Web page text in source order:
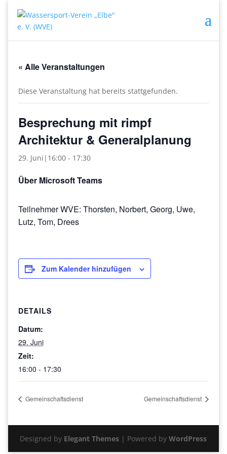
« Alle Veranstaltungen
Diese Veranstaltung hat bereits stattgefunden.
Besprechung mit rimpf
Architektur & Generalplanung
29. Juni|16:00- 17:30
Über Microsoft Teams
Teilnehmer WVE: Thorsten, Norbert, Georg, Uwe,
Lutz, Tom, Drees
Zum Kalender hinzufügen
DETAILS
Datum:
29. Juni
Zeit:
16:00 - 17:30
Gemeinschaftsdienst Gemeinschaftsdienst
Designed by Elegant Themes | Powered byWordPress